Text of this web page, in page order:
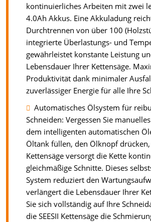
kontinuierliches Arbeiten mit zwei
4.0Ah Akkus. Eine Akkuladung
Durchtrennen von über 100
integrierte Überlastungs- und
gewährleistet konstante Leistung
Lebensdauer Ihrer Kettensäge.
Produktivität dank minimaler
zuverlässiger Energie für alle Ihre
Automatisches Ölsystem für
Schneiden: Vergessen Sie
dem intelligenten automatischen
Öltank füllen, den Ölknopf
Kettensäge versorgt die Kette
gleichmäßige Schnitte. Dieses
System reduziert den
verlängert die Lebensdauer Ihrer
Sie sich vollständig auf Ihre
die SEESII Kettensäge die